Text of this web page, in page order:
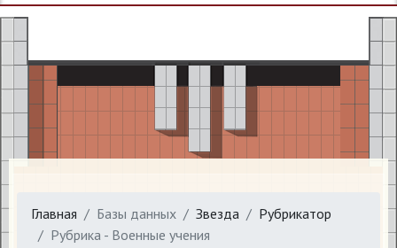
Главная Базы данных Звезда
Рубрикатор
Рубрика - Военные учения